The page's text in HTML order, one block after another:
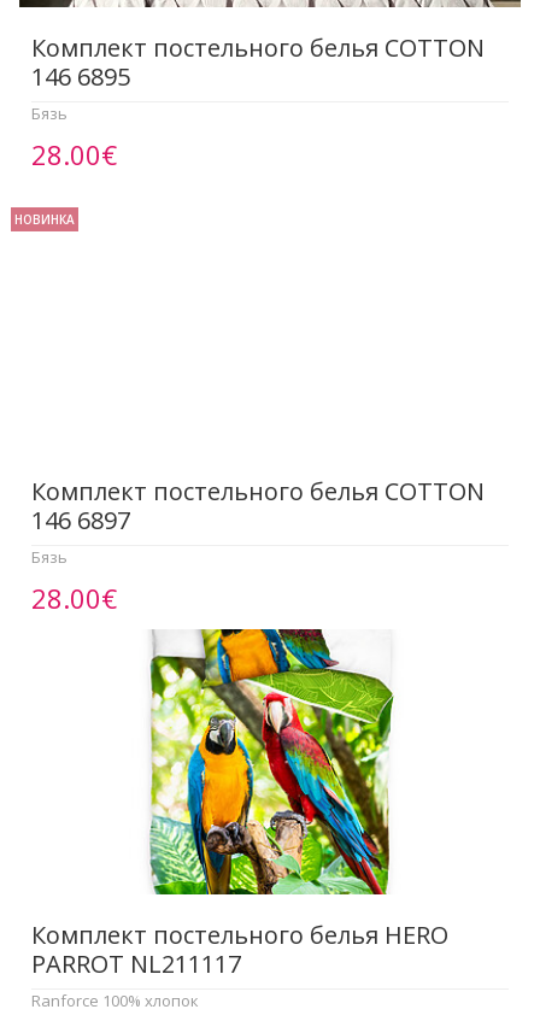
Комплект постельного белья COTTON
146 6895
Бязь
28.00€
НОВИНКА
Комплект постельного белья COTTON
146 6897
Бязь
28.00€
Комплект постельного белья HERO
PARROT NL211117
Ranforce 100% хлопок